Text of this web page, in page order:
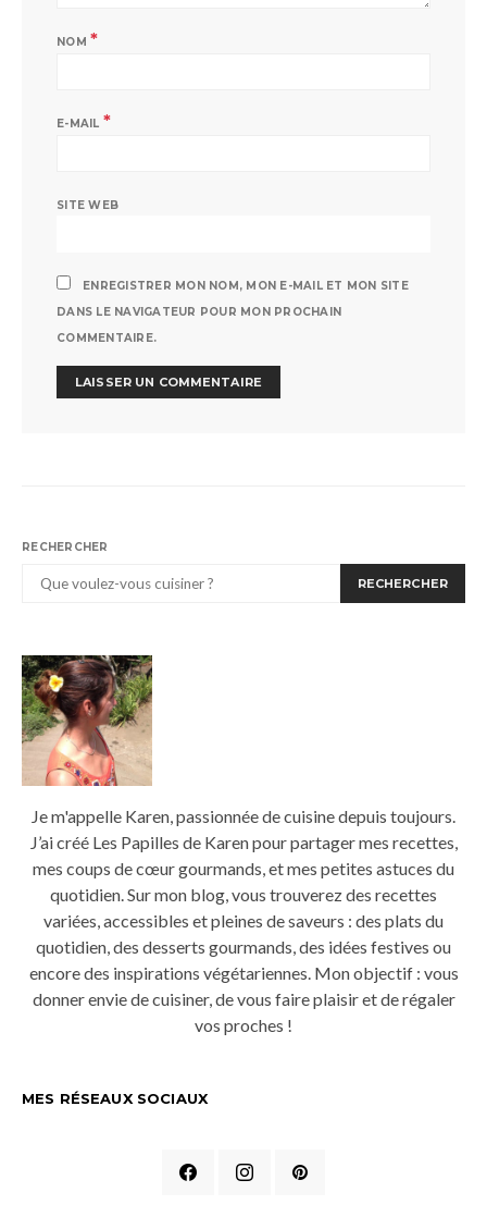
NOM *
E-MAIL *
SITE WEB
ENREGISTRER MON NOM, MON E-MAIL ET MON SITE
DANS LE NAVIGATEUR POUR MON PROCHAIN
COMMENTAIRE.
RECHERCHER
RECHERCHER
Je m'appelle Karen, passionnée de cuisine depuis toujours.
J’ai créé Les Papilles de Karen pour partager mes recettes,
mes coups de cœur gourmands, et mes petites astuces du
quotidien. Sur mon blog, vous trouverez des recettes
variées, accessibles et pleines de saveurs : des plats du
quotidien, des desserts gourmands, des idées festives ou
encore des inspirations végétariennes. Mon objectif : vous
donner envie de cuisiner, de vous faire plaisir et de régaler
vos proches !
MES RÉSEAUX SOCIAUX